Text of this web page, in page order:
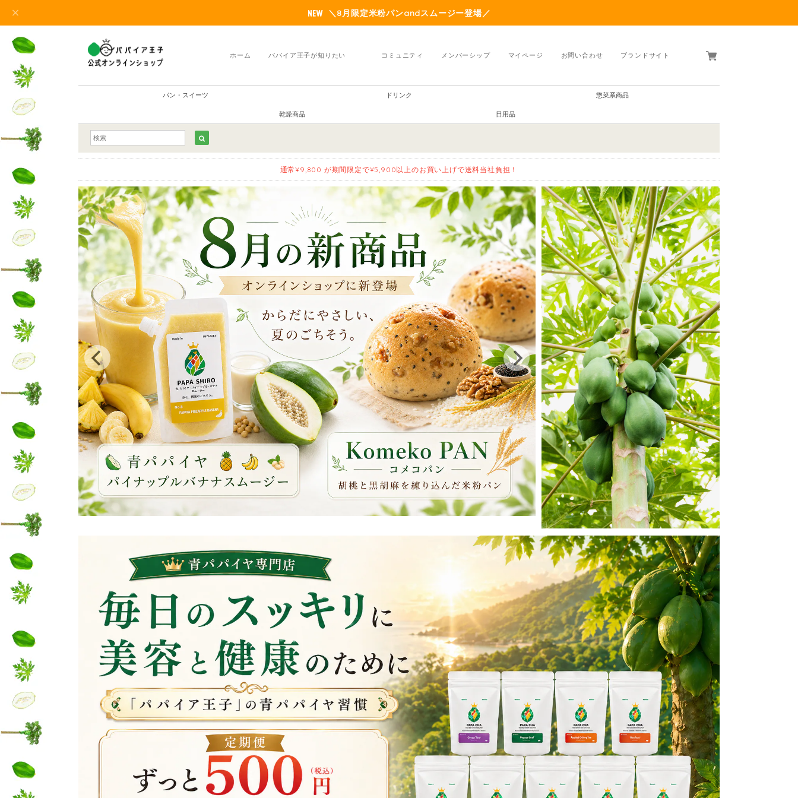
＼8月限定米粉パンandスムージー登場／
ブランドサイト
お問い合わせ
マイページ
メンバーシップ
コミュニティ
パパイア王子が知りたい
ホーム
パン・スイーツ ドリンク 惣菜系商品
乾燥商品 日用品
通常¥9,800 が期間限定で¥5,900以上のお買い上げで送料当社負担！